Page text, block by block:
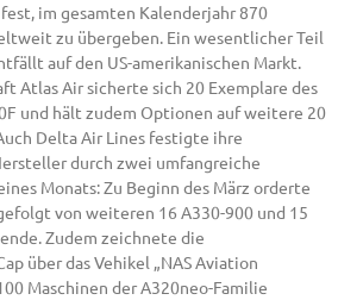
im gesamten Kalenderjahr 870
zu übergeben. Ein wesentlicher Teil
auf den US-amerikanischen Markt.
Atlas Air sicherte sich 20 Exemplare des
und hält zudem Optionen auf weitere 20
Delta Air Lines festigte ihre
durch zwei umfangreiche
Monats: Zu Beginn des März orderte
von weiteren 16 A330-900 und 15
Zudem zeichnete die
über das Vehikel „NAS Aviation
Maschinen der A320neo-Familie